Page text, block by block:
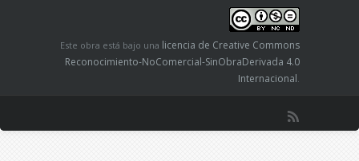
Este obra está bajo una licencia de Creative Commons
Reconocimiento-NoComercial-SinObraDerivada 4.0
Internacional